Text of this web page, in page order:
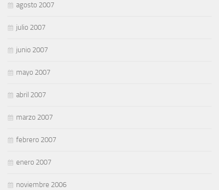
agosto 2007
julio 2007
junio 2007
mayo 2007
abril 2007
marzo 2007
febrero 2007
enero 2007
noviembre 2006